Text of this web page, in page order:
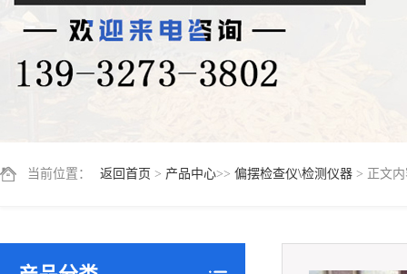
当前位置： 返回首页 > 产品中心>> 偏摆检查仪\检测仪器 > 正文